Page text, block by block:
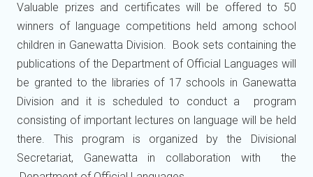
Valuable prizes and certificates will be offered to 50
winners of language competitions held among school
children in Ganewatta Division. Book sets containing the
publications of the Department of Official Languages will
be granted to the libraries of 17 schools in Ganewatta
Division and it is scheduled to conduct a program
consisting of important lectures on language will be held
there. This program is organized by the Divisional
Secretariat, Ganewatta in collaboration with the